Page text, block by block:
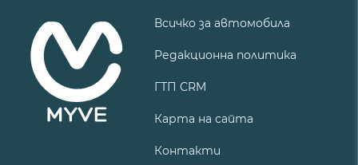
Всичко за автомобила
Редакционна политика
ГТП CRM
Карта на сайта
Контакти